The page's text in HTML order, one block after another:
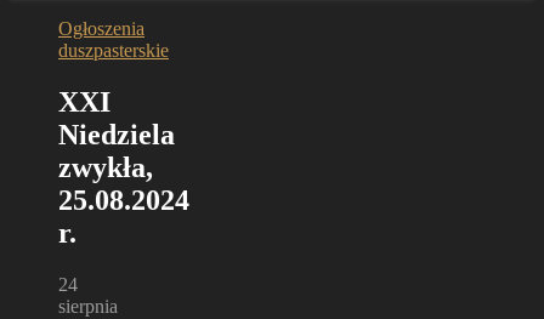
Ogłoszenia
duszpasterskie
XXI
Niedziela
zwykła,
25.08.2024
r.
24
sierpnia